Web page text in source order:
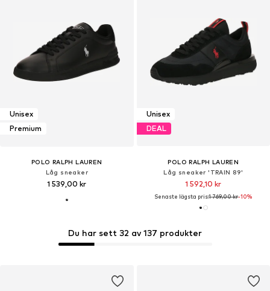
Unisex
Premium
POLO RALPH LAUREN
Låg sneaker
1 539,00 kr
Unisex
DEAL
POLO RALPH LAUREN
Låg sneaker 'TRAIN 89'
1 592,10 kr
Senaste lägsta pris:1 769,00 kr-10%
Du har sett 32 av 137 produkter